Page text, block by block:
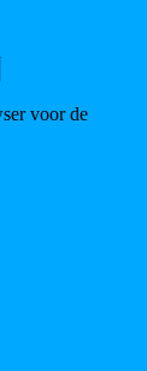
voor de